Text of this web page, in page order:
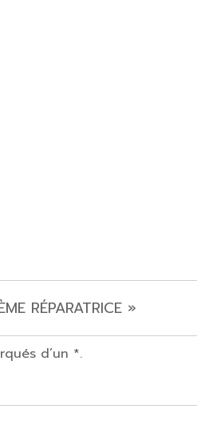
RÉPARATRICE »
d’un *.